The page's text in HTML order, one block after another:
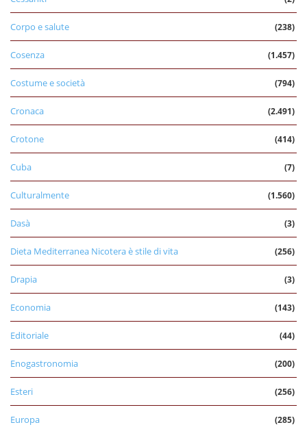
Corpo e salute (238)
Cosenza (1.457)
Costume e società (794)
Cronaca (2.491)
Crotone (414)
Cuba (7)
Culturalmente (1.560)
Dasà (3)
Dieta Mediterranea Nicotera è stile di vita (256)
Drapia (3)
Economia (143)
Editoriale (44)
Enogastronomia (200)
Esteri (256)
Europa (285)